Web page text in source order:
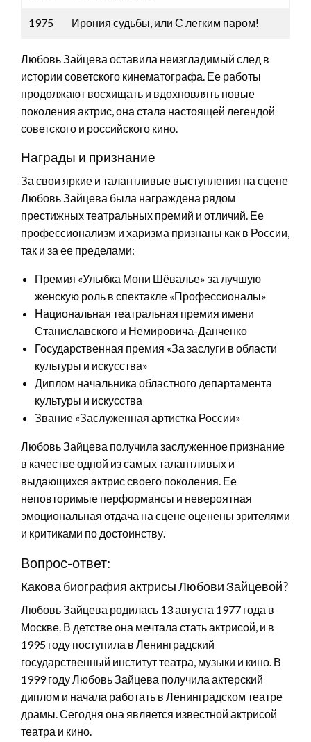
1975 Ирония судьбы, или С легким паром!
Любовь Зайцева оставила неизгладимый след в
истории советского кинематографа. Ее работы
продолжают восхищать и вдохновлять новые
поколения актрис, она стала настоящей легендой
советского и российского кино.
Награды и признание
За свои яркие и талантливые выступления на сцене
Любовь Зайцева была награждена рядом
престижных театральных премий и отличий. Ее
профессионализм и харизма признаны как в России,
так и за ее пределами:
Премия «Улыбка Мони Шёвалье» за лучшую
женскую роль в спектакле «Профессионалы»
Национальная театральная премия имени
Станиславского и Немировича-Данченко
Государственная премия «За заслуги в области
культуры и искусства»
Диплом начальника областного департамента
культуры и искусства
Звание «Заслуженная артистка России»
Любовь Зайцева получила заслуженное признание
в качестве одной из самых талантливых и
выдающихся актрис своего поколения. Ее
неповторимые перформансы и невероятная
эмоциональная отдача на сцене оценены зрителями
и критиками по достоинству.
Вопрос-ответ:
Какова биография актрисы Любови Зайцевой?
Любовь Зайцева родилась 13 августа 1977 года в
Москве. В детстве она мечтала стать актрисой, и в
1995 году поступила в Ленинградский
государственный институт театра, музыки и кино. В
1999 году Любовь Зайцева получила актерский
диплом и начала работать в Ленинградском театре
драмы. Сегодня она является известной актрисой
театра и кино.